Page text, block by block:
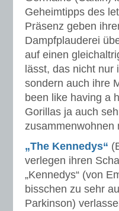
Geheimtipps des
Präsenz geben
Dampfplauderei
auf einen
lässt, das nicht
sondern auch ihre
been like having a
Gorillas ja auch
zusammenwohnen
„The Kennedys“
verlegen ihren
„Kennedys“ (von
bisschen zu sehr
Parkinson)